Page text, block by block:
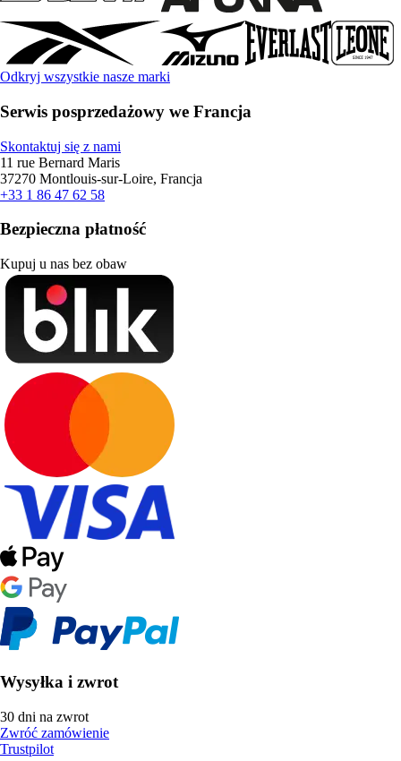
Odkryj wszystkie nasze marki
Serwis posprzedażowy we Francja
Skontaktuj się z nami
11 rue Bernard Maris
37270 Montlouis-sur-Loire, Francja
+33 1 86 47 62 58
Bezpieczna płatność
Kupuj u nas bez obaw
Wysyłka i zwrot
30 dni na zwrot
Zwróć zamówienie
Trustpilot